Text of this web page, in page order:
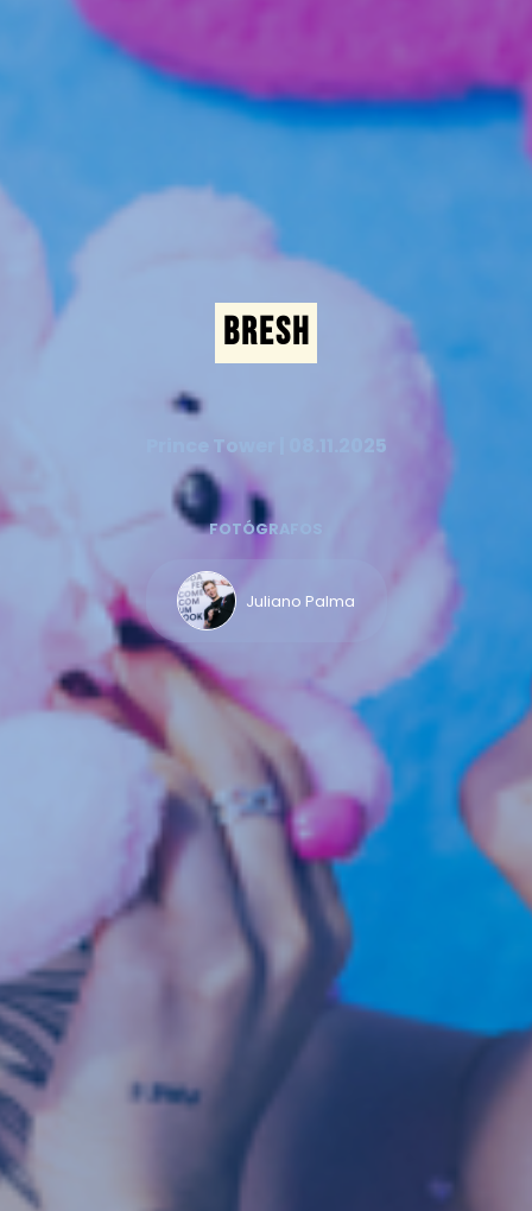
BRESH
Prince Tower | 08.11.2025
FOTÓGRAFOS
Juliano Palma